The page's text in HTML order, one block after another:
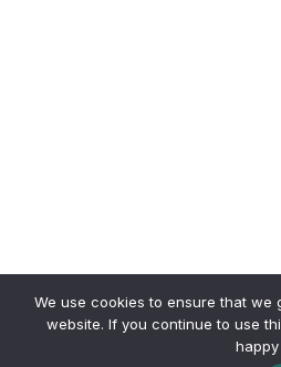
We use cookies to ensure that we
website. If you continue to use